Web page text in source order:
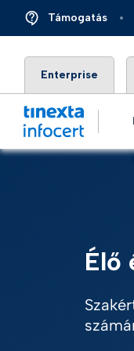
Támogatás
Enterprise
Élő